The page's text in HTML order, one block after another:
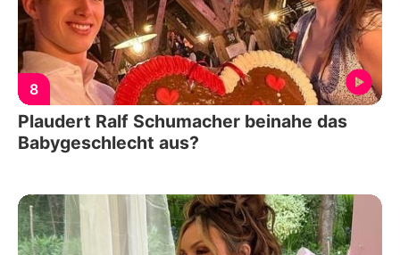
8
Plaudert Ralf Schumacher beinahe das
Babygeschlecht aus?